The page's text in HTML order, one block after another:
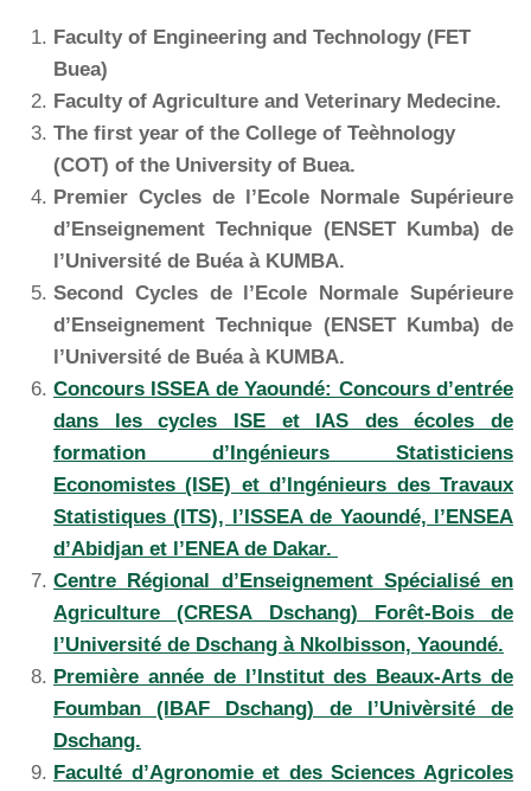
Faculty of Engineering and Technology (FET
Buea)
Faculty of Agriculture and Veterinary Medecine.
The first year of the College of Teèhnology
(COT) of the University of Buea.
Premier Cycles de l’Ecole Normale Supérieure
d’Enseignement Technique (ENSET Kumba) de
l’Université de Buéa à KUMBA.
Second Cycles de l’Ecole Normale Supérieure
d’Enseignement Technique (ENSET Kumba) de
l’Université de Buéa à KUMBA.
Concours ISSEA de Yaoundé: Concours d’entrée
dans les cycles ISE et IAS des écoles de
formation d’Ingénieurs Statisticiens
Economistes (ISE) et d’Ingénieurs des Travaux
Statistiques (ITS), l’ISSEA de Yaoundé, l’ENSEA
d’Abidjan et l’ENEA de Dakar.
Centre Régional d’Enseignement Spécialisé en
Agriculture (CRESA Dschang) Forêt-Bois de
l’Université de Dschang à Nkolbisson, Yaoundé.
Première année de l’Institut des Beaux-Arts de
Foumban (IBAF Dschang) de l’Univèrsité de
Dschang.
Faculté d’Agronomie et des Sciences Agricoles